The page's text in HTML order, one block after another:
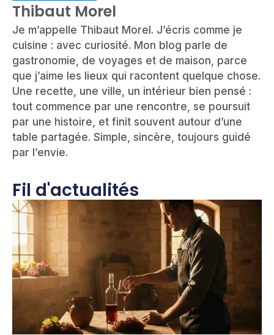
Thibaut Morel
Je m’appelle Thibaut Morel. J’écris comme je
cuisine : avec curiosité. Mon blog parle de
gastronomie, de voyages et de maison, parce
que j’aime les lieux qui racontent quelque chose.
Une recette, une ville, un intérieur bien pensé :
tout commence par une rencontre, se poursuit
par une histoire, et finit souvent autour d’une
table partagée. Simple, sincère, toujours guidé
par l’envie.
Fil d'actualités